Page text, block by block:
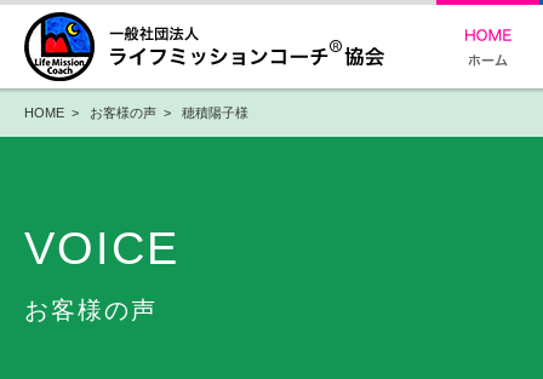
HOME > お客様の声 > 穂積陽子様
VOICE
お客様の声